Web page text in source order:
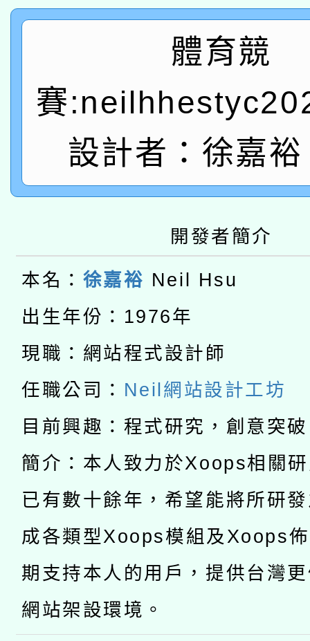
A3數位素養講師名單
「數位內容與教學軟
pilot」
有關大陸委員會函釋公
薪期間赴陸應申請許可
轉知經濟部水利署委託
業技術研究院辦理「
動」
115年8月22日(星期六
開 智慧啟航」
2026年桃園地景藝術
本校115學年度第2次
招甄選結果公告(無人
招)
適應運動共學行動站研
本館辦理115年度閱讀
暨閱讀推動專業研習
科技賦能─人工智慧
礎課程
A3數位素養講師名單
「數位內容與教學軟體
pilot」
薪期間赴陸應申請許可
轉知經濟部水利署委託
用水績優單位及節水達
動」
115年8月22日(星期六
桃園市孔廟祈福系列
2026年桃園地景藝術
體育競
賽
設計者：徐嘉
開發者簡介
本名： 徐嘉裕 Neil Hsu
出生年份：1976年
現職：網站程式設計師
任職公司： Neil網站設計工坊
目前興趣：程式研究，創意突
簡介：本人致力於Xoops相關
已有數十餘年，希望能將所研
成各類型Xoops模組及Xoops
期支持本人的用戶，提供台灣
網站架設環境。